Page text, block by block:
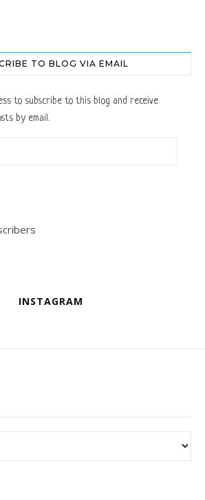
TO BLOG VIA EMAIL
to subscribe to this blog and receive
by email.
INSTAGRAM